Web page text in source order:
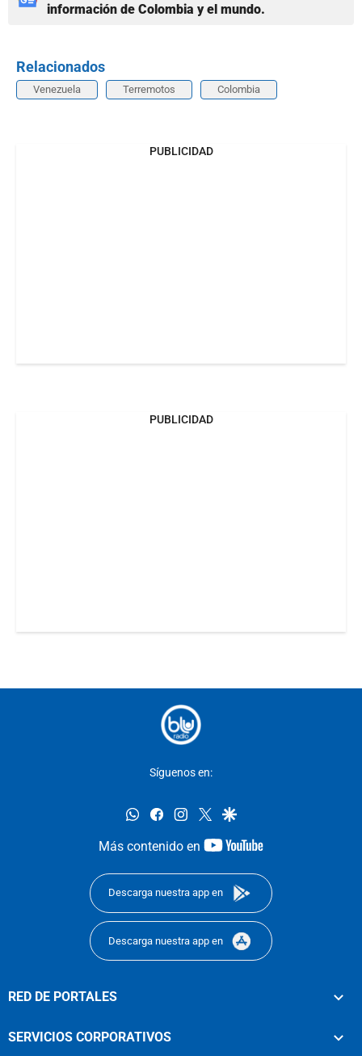
información de Colombia y el mundo.
Relacionados
Venezuela Terremotos Colombia
PUBLICIDAD
PUBLICIDAD
Síguenos en:
whatsappfacebookinstagram
twittergoogle
Más contenido en
youtube-
Descarga nuestra app en
Descarga nuestra app en
RED DE PORTALES
SERVICIOS CORPORATIVOS